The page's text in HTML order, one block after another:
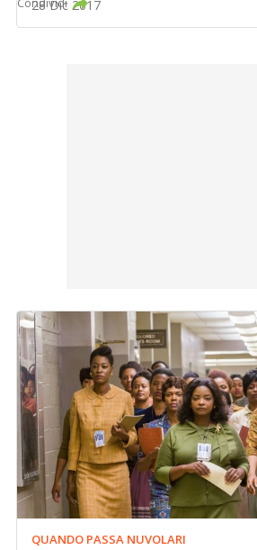
28 Dic 2017
QUANDO PASSA NUVOLARI